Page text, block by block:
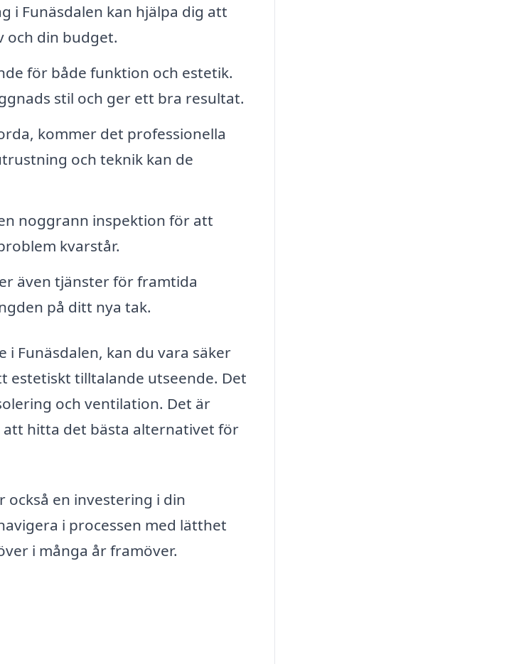
i Funäsdalen kan hjälpa dig att
och din budget.
för både funktion och estetik.
stil och ger ett bra resultat.
kommer det professionella
och teknik kan de
noggrann inspektion för att
kvarstår.
även tjänster för framtida
på ditt nya tak.
Funäsdalen, kan du vara säker
estetiskt tilltalande utseende. Det
och ventilation. Det är
hitta det bästa alternativet för
en investering i din
i processen med lätthet
i många år framöver.